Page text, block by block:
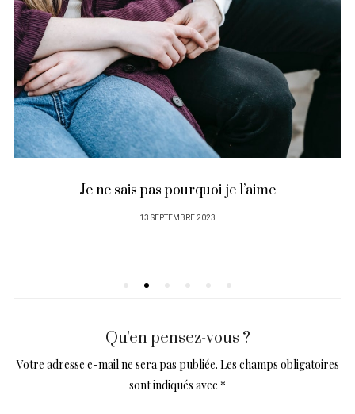
Je ne sais pas pourquoi je l’aime
PUBLIÉ
13 SEPTEMBRE 2023
Qu'en pensez-vous ?
Votre adresse e-mail ne sera pas publiée. Les champs obligatoires
sont indiqués avec *